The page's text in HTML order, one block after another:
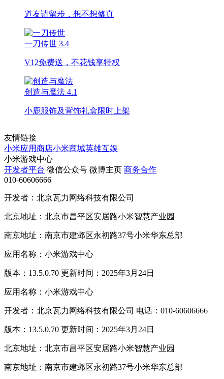
道友请留步，想不想修真
一刀传世 3.4
V12免费送，不花钱享特权
创造与魔法 4.1
小鹿服饰及背饰礼盒限时上架
友情链接
小米应用商店小米商城英雄互娱
小米游戏中心
开发者平台 微信公众号 微博主页 商务合作
010-60606666
开发者：北京瓦力网络科技有限公司
北京地址：北京市昌平区安居路小米智慧产业园
南京地址：南京市建邺区永初路37号小米华东总部
应用名称：小米游戏中心
版本：13.5.0.70 更新时间：2025年3月24日
应用名称：小米游戏中心
开发者：北京瓦力网络科技有限公司 电话：010-60606666
版本：13.5.0.70 更新时间：2025年3月24日
北京地址：北京市昌平区安居路小米智慧产业园
南京地址：南京市建邺区永初路37号小米华东总部